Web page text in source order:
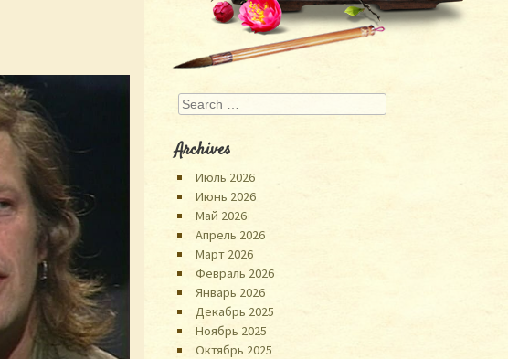
Search
Archives
Июль 2026
Июнь 2026
Май 2026
Апрель 2026
Март 2026
Февраль 2026
Январь 2026
Декабрь 2025
Ноябрь 2025
Октябрь 2025